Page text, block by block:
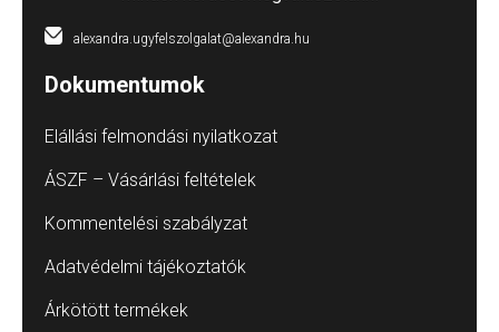
alexandra.ugyfelszolgalat@alexandra.hu
Dokumentumok
Elállási felmondási nyilatkozat
ÁSZF – Vásárlási feltételek
Kommentelési szabályzat
Adatvédelmi tájékoztatók
Árkötött termékek